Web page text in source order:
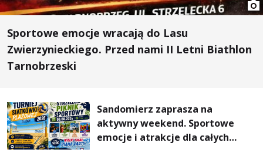
Sportowe emocje wracają do Lasu
Zwierzynieckiego. Przed nami II Letni Biathlon
Tarnobrzeski
Sandomierz zaprasza na
aktywny weekend. Sportowe
emocje i atrakcje dla całych